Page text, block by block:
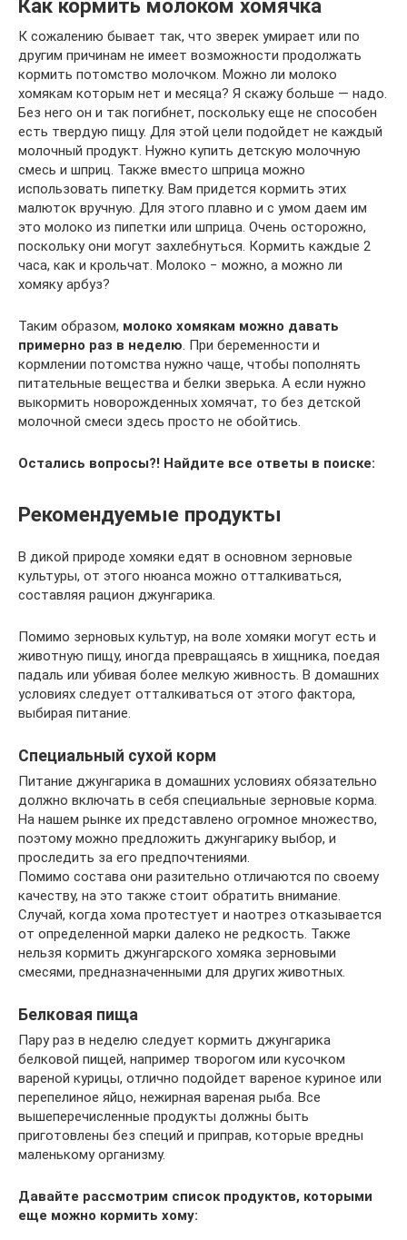
Как кормить молоком хомячка
К сожалению бывает так, что зверек умирает или по
другим причинам не имеет возможности продолжать
кормить потомство молочком. Можно ли молоко
хомякам которым нет и месяца? Я скажу больше — надо.
Без него он и так погибнет, поскольку еще не способен
есть твердую пищу. Для этой цели подойдет не каждый
молочный продукт. Нужно купить детскую молочную
смесь и шприц. Также вместо шприца можно
использовать пипетку. Вам придется кормить этих
малюток вручную. Для этого плавно и с умом даем им
это молоко из пипетки или шприца. Очень осторожно,
поскольку они могут захлебнуться. Кормить каждые 2
часа, как и крольчат. Молоко − можно, а можно ли
хомяку арбуз?
Таким образом, молоко хомякам можно давать
примерно раз в неделю . При беременности и
кормлении потомства нужно чаще, чтобы пополнять
питательные вещества и белки зверька. А если нужно
выкормить новорожденных хомячат, то без детской
молочной смеси здесь просто не обойтись.
Остались вопросы?! Найдите все ответы в поиске:
Рекомендуемые продукты
В дикой природе хомяки едят в основном зерновые
культуры, от этого нюанса можно отталкиваться,
составляя рацион джунгарика.
Помимо зерновых культур, на воле хомяки могут есть и
животную пищу, иногда превращаясь в хищника, поедая
падаль или убивая более мелкую живность. В домашних
условиях следует отталкиваться от этого фактора,
выбирая питание.
Специальный сухой корм
Питание джунгарика в домашних условиях обязательно
должно включать в себя специальные зерновые корма.
На нашем рынке их представлено огромное множество,
поэтому можно предложить джунгарику выбор, и
проследить за его предпочтениями.
Помимо состава они разительно отличаются по своему
качеству, на это также стоит обратить внимание.
Случай, когда хома протестует и наотрез отказывается
от определенной марки далеко не редкость. Также
нельзя кормить джунгарского хомяка зерновыми
смесями, предназначенными для других животных.
Белковая пища
Пару раз в неделю следует кормить джунгарика
белковой пищей, например творогом или кусочком
вареной курицы, отлично подойдет вареное куриное или
перепелиное яйцо, нежирная вареная рыба. Все
вышеперечисленные продукты должны быть
приготовлены без специй и приправ, которые вредны
маленькому организму.
Давайте рассмотрим список продуктов, которыми
еще можно кормить хому: